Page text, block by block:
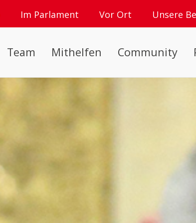
Im Parlament Vor Ort Unsere
Team Mithelfen Community